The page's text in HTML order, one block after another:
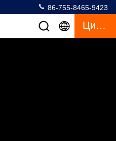
86-755-8465-9423
Цитата